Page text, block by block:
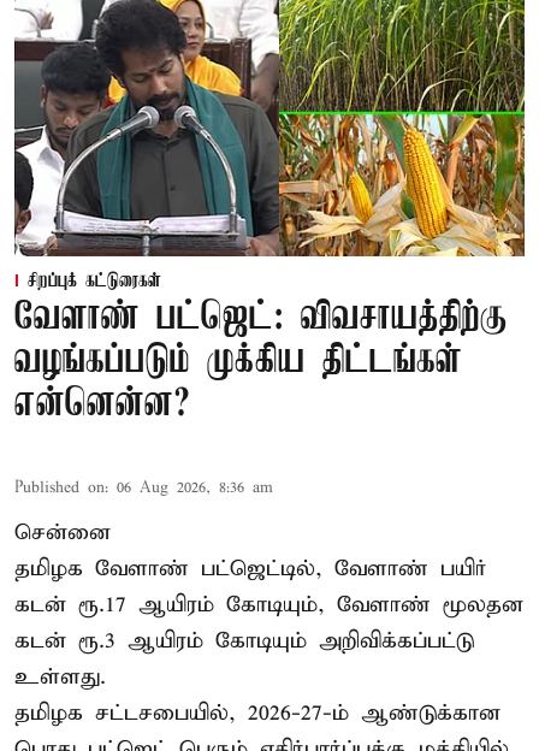
சிறப்புக் கட்டுரைகள்
வேளாண் பட்ஜெட்: விவசாயத்திற்கு
வழங்கப்படும் முக்கிய திட்டங்கள்
என்னென்ன?
Published on: 06 Aug 2026, 8:36 am
சென்னை
தமிழக வேளாண் பட்ஜெட்டில், வேளாண் பயிர்
கடன் ரூ.17 ஆயிரம் கோடியும், வேளாண் மூலதன
கடன் ரூ.3 ஆயிரம் கோடியும் அறிவிக்கப்பட்டு
உள்ளது.
தமிழக சட்டசபையில், 2026-27-ம் ஆண்டுக்கான